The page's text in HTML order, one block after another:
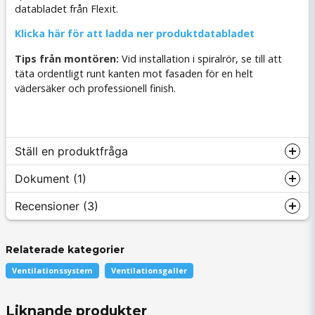
databladet från Flexit.
Klicka här för att ladda ner produktdatabladet
Tips från montören: Vid installation i spiralrör, se till att
täta ordentligt runt kanten mot fasaden för en helt
vädersäker och professionell finish.
Ställ en produktfråga
question
Dokument (1)
264.06 KB
Recensioner (3)
Håkan Gösta
Relaterade kategorier
Ventilationssystem Ventilationsgaller
Liknande produkter